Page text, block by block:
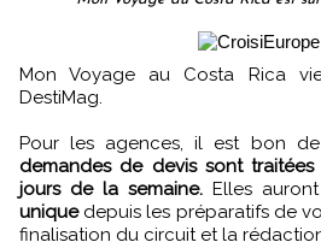
Mon Voyage au Costa Rica vient de renouveler sur
DestiMag.
Pour les agences, il est bon
demandes de devis sont
jours de la semaine. Elles
uniquedepuis les préparatifs de
finalisation du circuit et la